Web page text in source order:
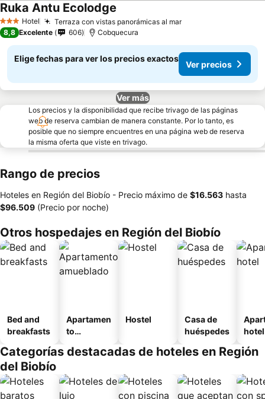
3 Estrellas
Hotel Terraza con vistas panorámicas al marVer precios
Ruka Antu Ecolodge
8,8 Excelente 606 Cobquecura
Elige fechas para ver los precios exactos
Ver precios
Ver más
Los precios y la disponibilidad que recibe trivago de las páginas
web de reserva cambian de manera constante. Por lo tanto, es
posible que no siempre encuentres en una página web de reserva
la misma oferta que viste en trivago.
Rango de precios
Hoteles en Región del Biobío - Precio máximo de ‎$16.563 hasta
‎$96.509 (Precio por noche)
Otros hospedajes en Región del Biobío
Bed and
breakfasts
Apartamen
to
o
Hostel
Casa de
huéspedes
hotel
Categorías destacadas de hoteles en Región
del Biobío